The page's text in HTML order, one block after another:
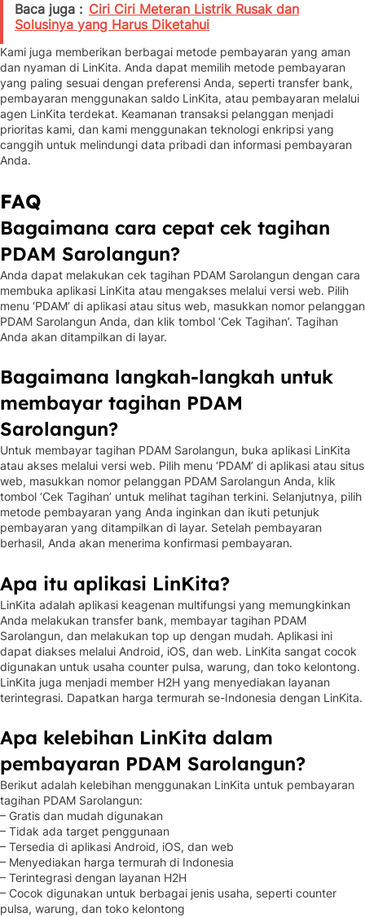
Baca juga : Ciri Ciri Meteran Listrik Rusak dan
Solusinya yang Harus Diketahui
Kami juga memberikan berbagai metode pembayaran yang aman
dan nyaman di LinKita. Anda dapat memilih metode pembayaran
yang paling sesuai dengan preferensi Anda, seperti transfer bank,
pembayaran menggunakan saldo LinKita, atau pembayaran melalui
agen LinKita terdekat. Keamanan transaksi pelanggan menjadi
prioritas kami, dan kami menggunakan teknologi enkripsi yang
canggih untuk melindungi data pribadi dan informasi pembayaran
Anda.
FAQ
Bagaimana cara cepat cek tagihan
PDAM Sarolangun?
Anda dapat melakukan cek tagihan PDAM Sarolangun dengan cara
membuka aplikasi LinKita atau mengakses melalui versi web. Pilih
menu ‘PDAM’ di aplikasi atau situs web, masukkan nomor pelanggan
PDAM Sarolangun Anda, dan klik tombol ‘Cek Tagihan’. Tagihan
Anda akan ditampilkan di layar.
Bagaimana langkah-langkah untuk
membayar tagihan PDAM
Sarolangun?
Untuk membayar tagihan PDAM Sarolangun, buka aplikasi LinKita
atau akses melalui versi web. Pilih menu ‘PDAM’ di aplikasi atau situs
web, masukkan nomor pelanggan PDAM Sarolangun Anda, klik
tombol ‘Cek Tagihan’ untuk melihat tagihan terkini. Selanjutnya, pilih
metode pembayaran yang Anda inginkan dan ikuti petunjuk
pembayaran yang ditampilkan di layar. Setelah pembayaran
berhasil, Anda akan menerima konfirmasi pembayaran.
Apa itu aplikasi LinKita?
LinKita adalah aplikasi keagenan multifungsi yang memungkinkan
Anda melakukan transfer bank, membayar tagihan PDAM
Sarolangun, dan melakukan top up dengan mudah. Aplikasi ini
dapat diakses melalui Android, iOS, dan web. LinKita sangat cocok
digunakan untuk usaha counter pulsa, warung, dan toko kelontong.
LinKita juga menjadi member H2H yang menyediakan layanan
terintegrasi. Dapatkan harga termurah se-Indonesia dengan LinKita.
Apa kelebihan LinKita dalam
pembayaran PDAM Sarolangun?
Berikut adalah kelebihan menggunakan LinKita untuk pembayaran
tagihan PDAM Sarolangun:
– Gratis dan mudah digunakan
– Tidak ada target penggunaan
– Tersedia di aplikasi Android, iOS, dan web
– Menyediakan harga termurah di Indonesia
– Terintegrasi dengan layanan H2H
– Cocok digunakan untuk berbagai jenis usaha, seperti counter
pulsa, warung, dan toko kelontong